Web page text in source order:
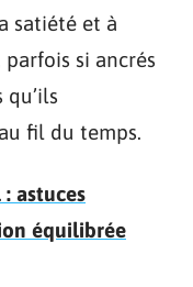
satiété et à
parfois si ancrés
fil du temps.
astuces
équilibrée